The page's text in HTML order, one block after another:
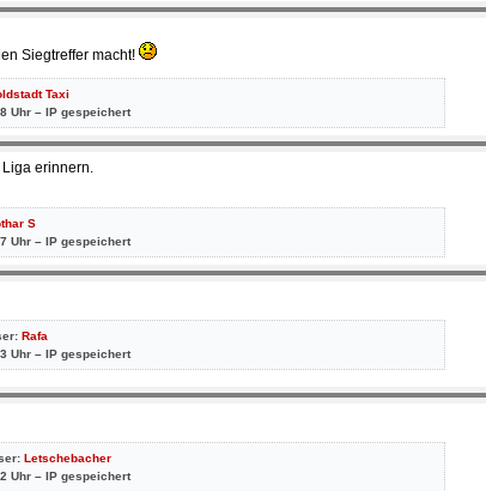
Siegtreffer macht!
Taxi
Uhr – IP gespeichert
Liga erinnern.
S
Uhr – IP gespeichert
Rafa
Uhr – IP gespeichert
Letschebacher
Uhr – IP gespeichert